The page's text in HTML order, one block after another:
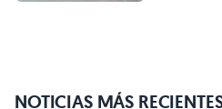
NOTICIAS MÁS